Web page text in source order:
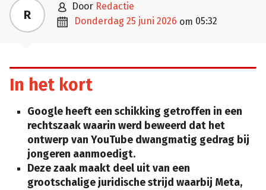
R  door Redactie
 donderdag 25 juni 2026 om 05:32
In het kort
Google heeft een schikking getroffen in een
rechtszaak waarin werd beweerd dat het
ontwerp van YouTube dwangmatig gedrag bij
jongeren aanmoedigt.
Deze zaak maakt deel uit van een
grootschalige juridische strijd waarbij Meta,